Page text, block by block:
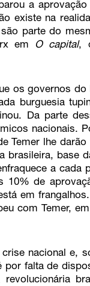
a
existe na
parte do
em
O capital,
os governos do
burguesia
Da parte
nacionais.
Temer lhe
brasileira, base
a cada
10% de
em
com Temer,
nacional e,
falta de